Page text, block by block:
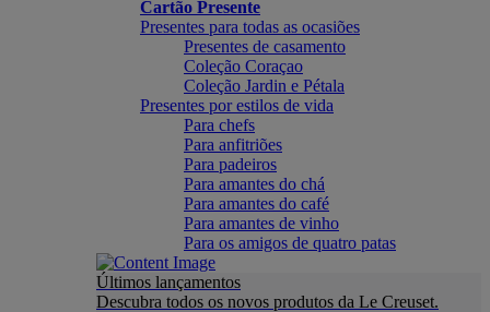
Cartão Presente
Presentes para todas as ocasiões
Presentes de casamento
Coleção Coraçao
Coleção Jardin e Pétala
Presentes por estilos de vida
Para chefs
Para anfitriões
Para padeiros
Para amantes do chá
Para amantes do café
Para amantes de vinho
Para os amigos de quatro patas
Últimos lançamentos
Descubra todos os novos produtos da Le Creuset.